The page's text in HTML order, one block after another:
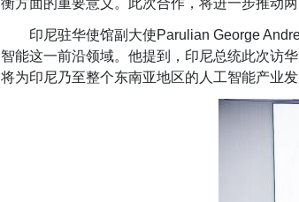
衡方面的重要意义。此次合作，将进一步推动
印尼驻华使馆副大使Parulian George
智能这一前沿领域。他提到，印尼总统此次访
将为印尼乃至整个东南亚地区的人工智能产业发